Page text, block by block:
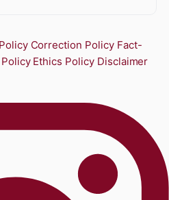
Correction Policy Fact-
Ethics Policy Disclaimer